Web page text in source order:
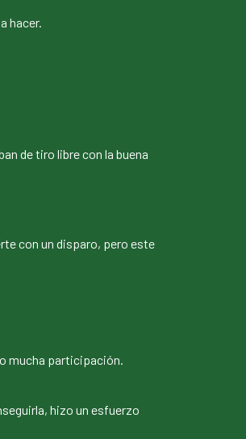
hacer.
de tiro libre con la buena
con un disparo, pero este
mucha participación.
hizo un esfuerzo